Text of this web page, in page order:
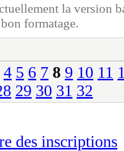
la version
formatage.
4 5 6 7 8 9 10 11
29 30 31 32
des inscriptions